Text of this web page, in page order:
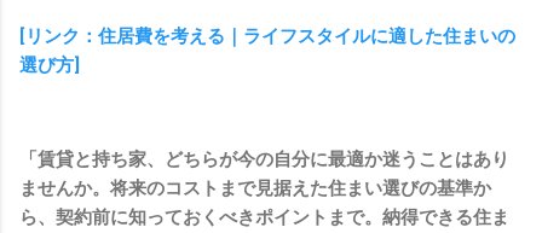
[リンク：住居費を考える｜ライフスタイルに適した住まいの
選び方]
「賃貸と持ち家、どちらが今の自分に最適か迷うことはあり
ませんか。将来のコストまで見据えた住まい選びの基準か
ら、契約前に知っておくべきポイントまで。納得できる住ま